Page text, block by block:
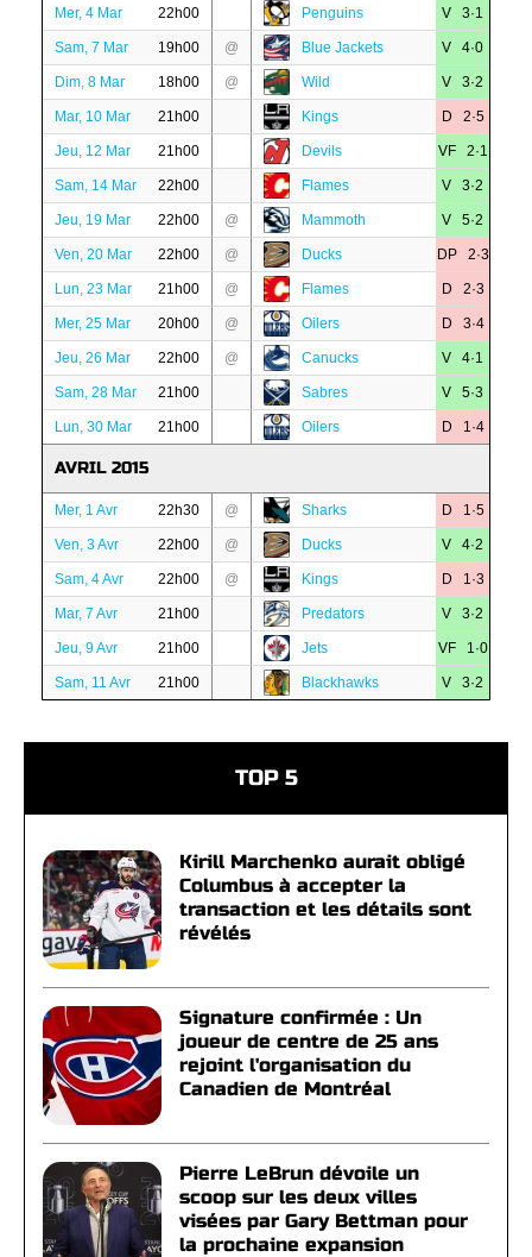
Mer, 4 Mar 22h00 Penguins V 3·1
Sam, 7 Mar 19h00 @ Blue Jackets V 4·0
Dim, 8 Mar 18h00 @ Wild V 3·2
Mar, 10 Mar 21h00 Kings D 2·5
Jeu, 12 Mar 21h00 Devils VF 2·1
Sam, 14 Mar 22h00 Flames V 3·2
Jeu, 19 Mar 22h00 @ Mammoth V 5·2
Ven, 20 Mar 22h00 @ Ducks DP 2·3
Lun, 23 Mar 21h00 @ Flames D 2·3
Mer, 25 Mar 20h00 @ Oilers D 3·4
Jeu, 26 Mar 22h00 @ Canucks V 4·1
Sam, 28 Mar 21h00 Sabres V 5·3
Lun, 30 Mar 21h00 Oilers D 1·4
AVRIL 2015
Mer, 1 Avr 22h30 @ Sharks D 1·5
Ven, 3 Avr 22h00 @ Ducks V 4·2
Sam, 4 Avr 22h00 @ Kings D 1·3
Mar, 7 Avr 21h00 Predators V 3·2
Jeu, 9 Avr 21h00 Jets VF 1·0
Sam, 11 Avr 21h00 Blackhawks V 3·2
TOP 5
Kirill Marchenko aurait obligé
Columbus à accepter la
transaction et les détails sont
révélés
Signature confirmée : Un
joueur de centre de 25 ans
rejoint l'organisation du
Canadien de Montréal
Pierre LeBrun dévoile un
scoop sur les deux villes
visées par Gary Bettman pour
la prochaine expansion